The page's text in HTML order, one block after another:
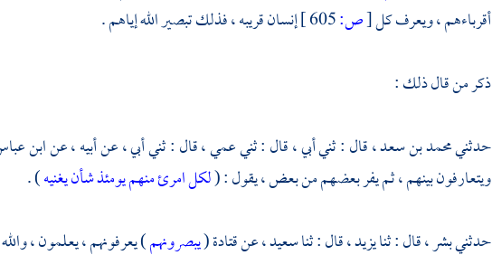
أقرباءهم ، ويعرف كل[ص:
إنسان قريبه ، فذلك تبصير الله إياهم .
ذكر من قال ذلك :
حدثنيمحمد بن سعد ،قال : ثني أبي ، قال : ثني عمي ، قال : ثني أبي ، عن أبيه ، عنابن
ويتعارفون بينهم ، ثم يفر بعضهم من بعض ، يقول : (لكل امرئ منهم يومئذ شأن يغنيه) .
حدثنيبشر ،قال : ثنايزيد ،قال : ثناسعيد ،عنقتادة(يبصرونهم) يعرفونهم ، يعلمون ،